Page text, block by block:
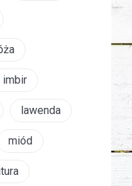
imbir
lawenda
miód